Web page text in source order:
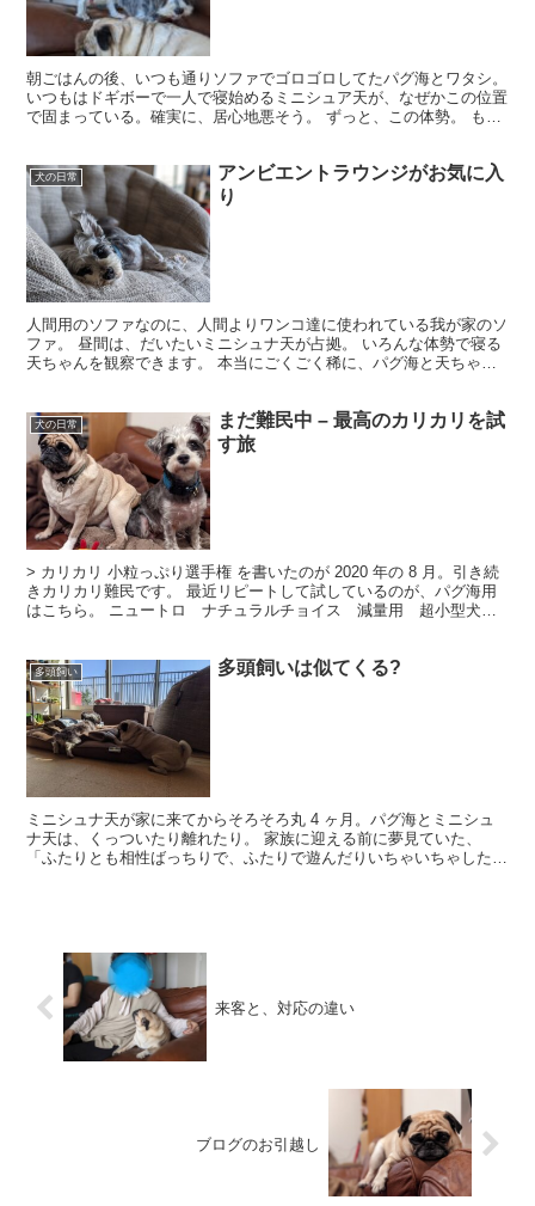
朝ごはんの後、いつも通りソファでゴロゴロしてたパグ海とワタシ。
いつもはドギボーで一人で寝始めるミニシュア天が、なぜかこの位置
で固まっている。確実に、居心地悪そう。 ずっと、この体勢。 もし
犬の日常
アンビエントラウンジがお気に入
り
人間用のソファなのに、人間よりワンコ達に使われている我が家のソ
ファ。 昼間は、だいたいミニシュナ天が占拠。 いろんな体勢で寝る
天ちゃんを観察できます。 本当にごくごく稀に、パグ海と天ちゃん
犬の日常
まだ難民中 – 最高のカリカリを試
す旅
> カリカリ 小粒っぷり選手権 を書いたのが 2020 年の 8 月。引き続
きカリカリ難民です。 最近リピートして試しているのが、パグ海用
はこちら。 ニュートロ ナチュラルチョイス 減量用 超小型犬〜
多頭飼い 多頭飼いは似てくる?
ミニシュナ天が家に来てからそろそろ丸 4 ヶ月。パグ海とミニシュ
ナ天は、くっついたり離れたり。 家族に迎える前に夢見ていた、
「ふたりとも相性ばっちりで、ふたりで遊んだりいちゃいちゃした
来客と、対応の違い
ブログのお引越し